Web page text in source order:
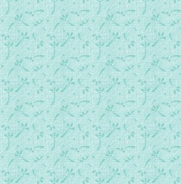
051 第五部第二章 奇恩异宠：言
052 第五部第二章 奇恩异宠：言语
053 第五部第二章 奇恩异宠：言语
054 第五部第二章 奇恩异宠：言语
055 第五部第二章 奇恩异宠：言语
056 第五部第三章 心灵的黑夜：
057 第五部第三章 心灵的黑夜：
058 第五部第三章 心灵的黑夜：
059 第五部第三章 心灵的黑夜：